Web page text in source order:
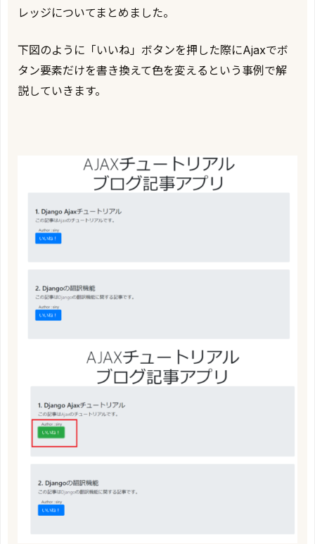
レッジについてまとめました。
下図のように「いいね」ボタンを押した際にAjaxでボ
タン要素だけを書き換えて色を変えるという事例で解
説していきます。